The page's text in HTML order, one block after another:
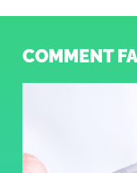
COMMENT